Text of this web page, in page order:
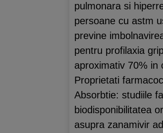
pulmonara si
persoane cu astm
previne
pentru profilaxia
aproximativ 70% in
Proprietati
Absorbtie: studiile
biodisponibilitatea
asupra zanamivir